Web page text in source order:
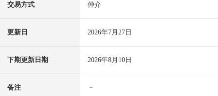
交易方式 仲介
更新日 2026年7月27日
下期更新日期 2026年8月10日
备注 －